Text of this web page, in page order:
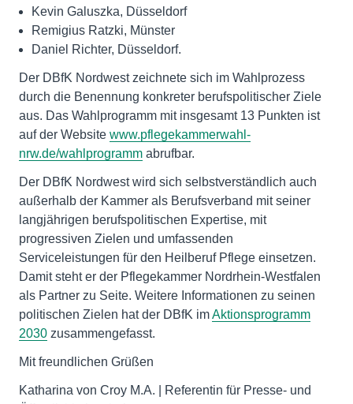
Kevin Galuszka, Düsseldorf
Remigius Ratzki, Münster
Daniel Richter, Düsseldorf.
Der DBfK Nordwest zeichnete sich im Wahlprozess
durch die Benennung konkreter berufspolitischer Ziele
aus. Das Wahlprogramm mit insgesamt 13 Punkten ist
auf der Website www.pflegekammerwahl-
nrw.de/wahlprogramm abrufbar.
Der DBfK Nordwest wird sich selbstverständlich auch
außerhalb der Kammer als Berufsverband mit seiner
langjährigen berufspolitischen Expertise, mit
progressiven Zielen und umfassenden
Serviceleistungen für den Heilberuf Pflege einsetzen.
Damit steht er der Pflegekammer Nordrhein-Westfalen
als Partner zu Seite. Weitere Informationen zu seinen
politischen Zielen hat der DBfK imAktionsprogramm
2030 zusammengefasst.
Mit freundlichen Grüßen
Katharina von Croy M.A. | Referentin für Presse- und